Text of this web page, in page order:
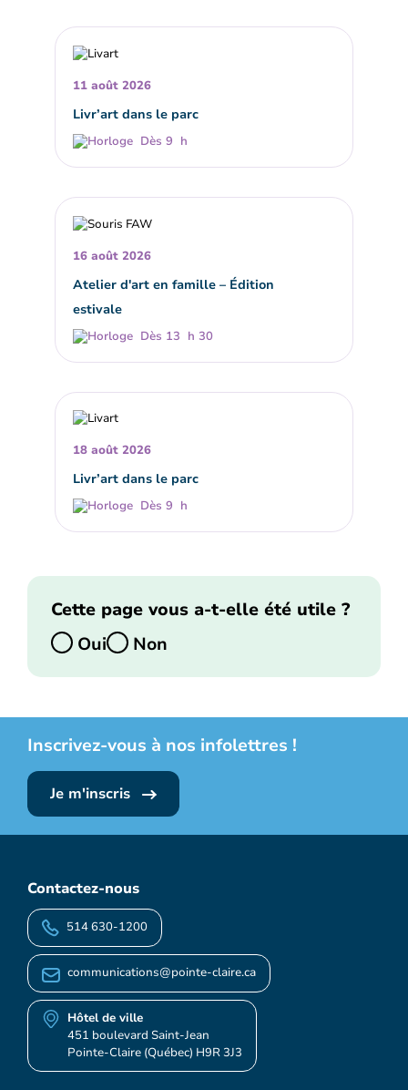
11 août 2026
Livr’art dans le parc
Dès 9 h
16 août 2026
Atelier d'art en famille – Édition
estivale
Dès 13 h 30
18 août 2026
Livr’art dans le parc
Dès 9 h
Cette page vous a-t-elle été utile ?
Oui
Non
Inscrivez-vous à nos infolettres !
Je m'inscris
Contactez-nous
514 630-1200
communications@pointe-claire.ca
Hôtel de ville
451 boulevard Saint-Jean
Pointe-Claire (Québec) H9R 3J3